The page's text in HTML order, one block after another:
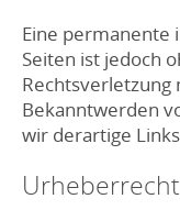
Eine permanente
Seiten ist jedoch
Rechtsverletzung
Bekanntwerden
wir derartige
Urheberrecht